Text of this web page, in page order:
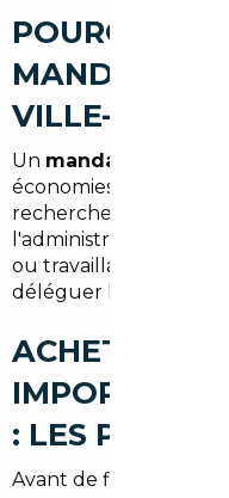
POURQUOI
VILLE-DU-
Un mandataire auto
économies et gain de
recherches, négocie
l'administratif. Pour
ou travaillant dans la
déléguer l'achat est un
ACHETER
IMPORTÉE À
: LES POINTS
Avant de finaliser un